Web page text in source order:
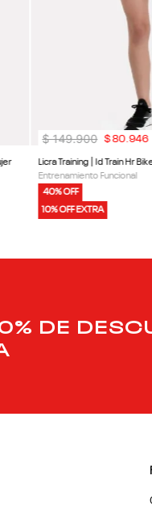
Licra Training | Id Train Hr
Entrenamiento Funcional
40% OFF
10% OFF EXTRA
$ 149.900 $80.946
DE